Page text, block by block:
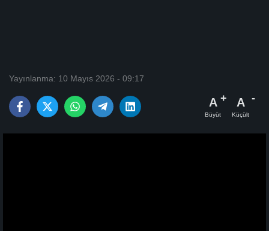
Yayınlanma: 10 Mayıs 2026 - 09:17
A
Büyüt
A
Küçült